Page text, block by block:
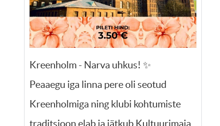
Kreenholm - Narva uhkus! ✨
Peaaegu iga linna pere oli seotud
Kreenholmiga ning klubi kohtumiste
traditsioon elab ja jätkub Kultuurimaja